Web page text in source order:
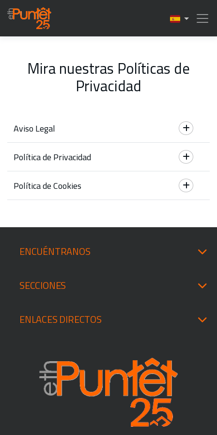
Mira nuestras Políticas de
Privacidad
Aviso Legal
Política de Privacidad
Política de Cookies
ENCUÉNTRANOS
SECCIONES
ENLACES DIRECTOS